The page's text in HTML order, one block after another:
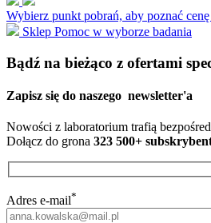
Wybierz punkt pobrań, aby poznać
Sklep Pomoc w wyborze badania
Bądź na bieżąco z ofertami
Zapisz się do naszego newsletter'a
Nowości z laboratorium trafią
Dołącz do grona 323 500+
Adres e-mail*